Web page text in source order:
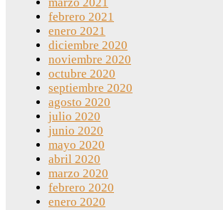
febrero 2021
enero 2021
diciembre 2020
noviembre 2020
octubre 2020
septiembre 2020
agosto 2020
julio 2020
junio 2020
mayo 2020
abril 2020
marzo 2020
febrero 2020
enero 2020